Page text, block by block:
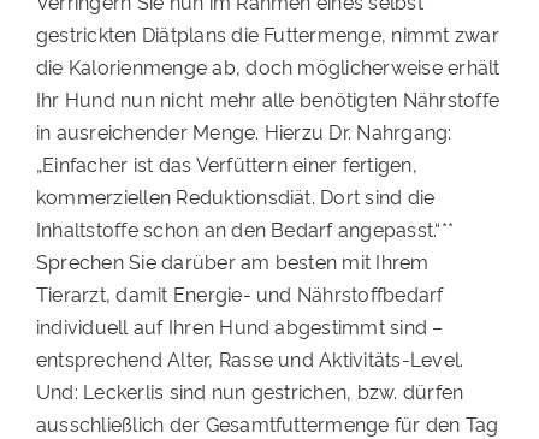
gestrickten Diätplans die Futtermenge, nimmt zwar
die Kalorienmenge ab, doch möglicherweise erhält
Ihr Hund nun nicht mehr alle benötigten Nährstoffe
in ausreichender Menge. Hierzu Dr. Nahrgang:
„Einfacher ist das Verfüttern einer fertigen,
kommerziellen Reduktionsdiät. Dort sind die
Inhaltstoffe schon an den Bedarf angepasst.“**
Sprechen Sie darüber am besten mit Ihrem
Tierarzt, damit Energie- und Nährstoffbedarf
individuell auf Ihren Hund abgestimmt sind –
entsprechend Alter, Rasse und Aktivitäts-Level.
Und: Leckerlis sind nun gestrichen, bzw. dürfen
ausschließlich der Gesamtfuttermenge für den Tag